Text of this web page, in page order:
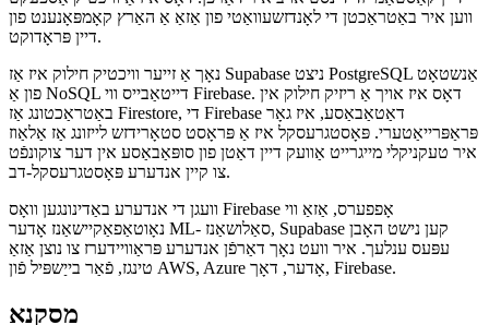
די עפענען צוגאַנג פון Supabase האט די זייַט ווירקונג אַז איר קענט טאַקע
באַלעבאָס עס אין דיין אייגענע ינפראַסטראַקטשער. דאָס איז אַ ריזיק נוץ
קאָרעוו צו Firebase, ווייַל איר האָבן די אָפּציע צו פאָרן און אַנטוויקלען
דיין קאַסטאַמייזד דינסט אויב איר דאַרפֿן. דאָס איז אַ וויכטיק אַספּעקט
ווען איר באַטראַכטן די לאָנדזשעוואַטי פון אַזאַ אַ האַרץ קאָמפּאָנענט פון
דיין פּראָדוקט.
נאָך אַ זייער וויכטיק חילוק איז אַז Supabase ניצט PostgreSQL אַנשטאָט
פון אַ NoSQL דייטאַבייס ווי Firebase. דאָס איז אויך אַ ריזיק חילוק אין
באַטראַכטונג אַז Firestore, די Firebase דאַטאַבאַסע, איז גאָר
פּראַפּרייאַטערי. פּאָסטגרעסקל איז אַ פּראָסט סטאָרידזש לייזונג אַז אַלאַוז
איר טעקניקלי מייגרייט אַוועק דיין דאַטן פון סופּאַבאַסע אין דער צוקונפֿט
צו קיין אנדערע פּאָסטגרעסקל-דב.
נאָוטאַפאַקיישאַנז אָדער ML- סאַלושאַנז, Supabase קען נישט האָבן